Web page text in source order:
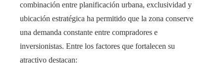
combinación entre planificación urbana, exclusividad y
ubicación estratégica ha permitido que la zona conserve
una demanda constante entre compradores e
inversionistas. Entre los factores que fortalecen su
atractivo destacan: